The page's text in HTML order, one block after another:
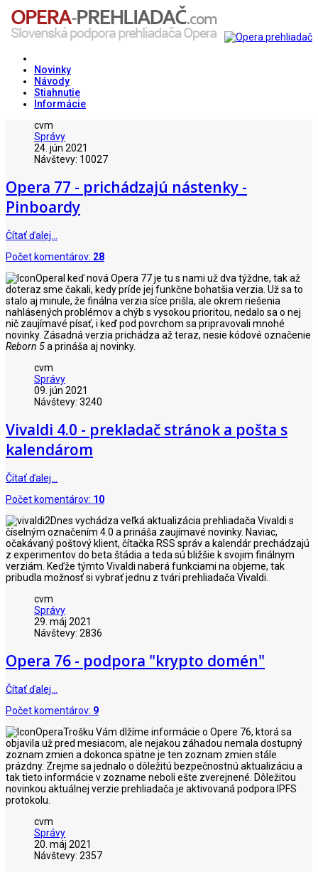
Novinky
Návody
Stiahnutie
Informácie
cvm
Správy
24. jún 2021
Návštevy: 10027
Opera 77 - prichádzajú nástenky -
Pinboardy
Čítať ďalej…
Počet komentárov: 28
I keď nová Opera 77 je tu s nami už dva týždne, tak až
doteraz sme čakali, kedy príde jej funkčne bohatšia verzia. Už sa to
stalo aj minule, že finálna verzia síce prišla, ale okrem riešenia
nahlásených problémov a chýb s vysokou prioritou, nedalo sa o nej
nič zaujímavé písať, i keď pod povrchom sa pripravovali mnohé
novinky. Zásadná verzia prichádza až teraz, nesie kódové označenie
Reborn 5a prináša aj novinky.
cvm
Správy
09. jún 2021
Návštevy: 3240
Vivaldi 4.0 - prekladač stránok a pošta s
kalendárom
Čítať ďalej…
Počet komentárov: 10
Dnes vychádza veľká aktualizácia prehliadača Vivaldi s
číselným označením 4.0 a prináša zaujímavé novinky. Naviac,
očakávaný poštový klient, čítačka RSS správ a kalendár prechádzajú
z experimentov do beta štádia a teda sú bližšie k svojim finálnym
verziám. Keďže týmto Vivaldi naberá funkciami na objeme, tak
pribudla možnosť si vybrať jednu z tvári prehliadača Vivaldi.
cvm
Správy
29. máj 2021
Návštevy: 2836
Opera 76 - podpora "krypto domén"
Čítať ďalej…
Počet komentárov: 9
Trošku Vám dlžíme informácie o Opere 76, ktorá sa
objavila už pred mesiacom, ale nejakou záhadou nemala dostupný
zoznam zmien a dokonca spätne je ten zoznam zmien stále
prázdny. Zrejme sa jednalo o dôležitú bezpečnostnú aktualizáciu a
tak tieto informácie v zozname neboli ešte zverejnené. Dôležitou
novinkou aktuálnej verzie prehliadača je aktivovaná podpora IPFS
protokolu.
cvm
Správy
20. máj 2021
Návštevy: 2357